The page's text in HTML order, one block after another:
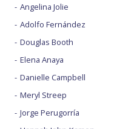
Angelina Jolie
Adolfo Fernández
Douglas Booth
Elena Anaya
Danielle Campbell
Meryl Streep
Jorge Perugorría